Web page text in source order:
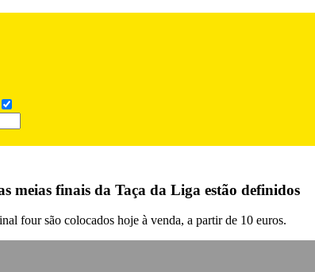
meias finais da Taça da Liga estão definidos
four são colocados hoje à venda, a partir de 10 euros.